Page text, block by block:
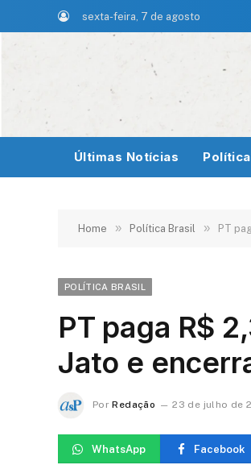
sexta-feira, 7 de agosto
Últimas Notícias
Home » Política Brasil » PT
POLÍTICA BRASIL
PT paga R$
Jato e
Por Redação 23 de julho de
WhatsApp Facebook